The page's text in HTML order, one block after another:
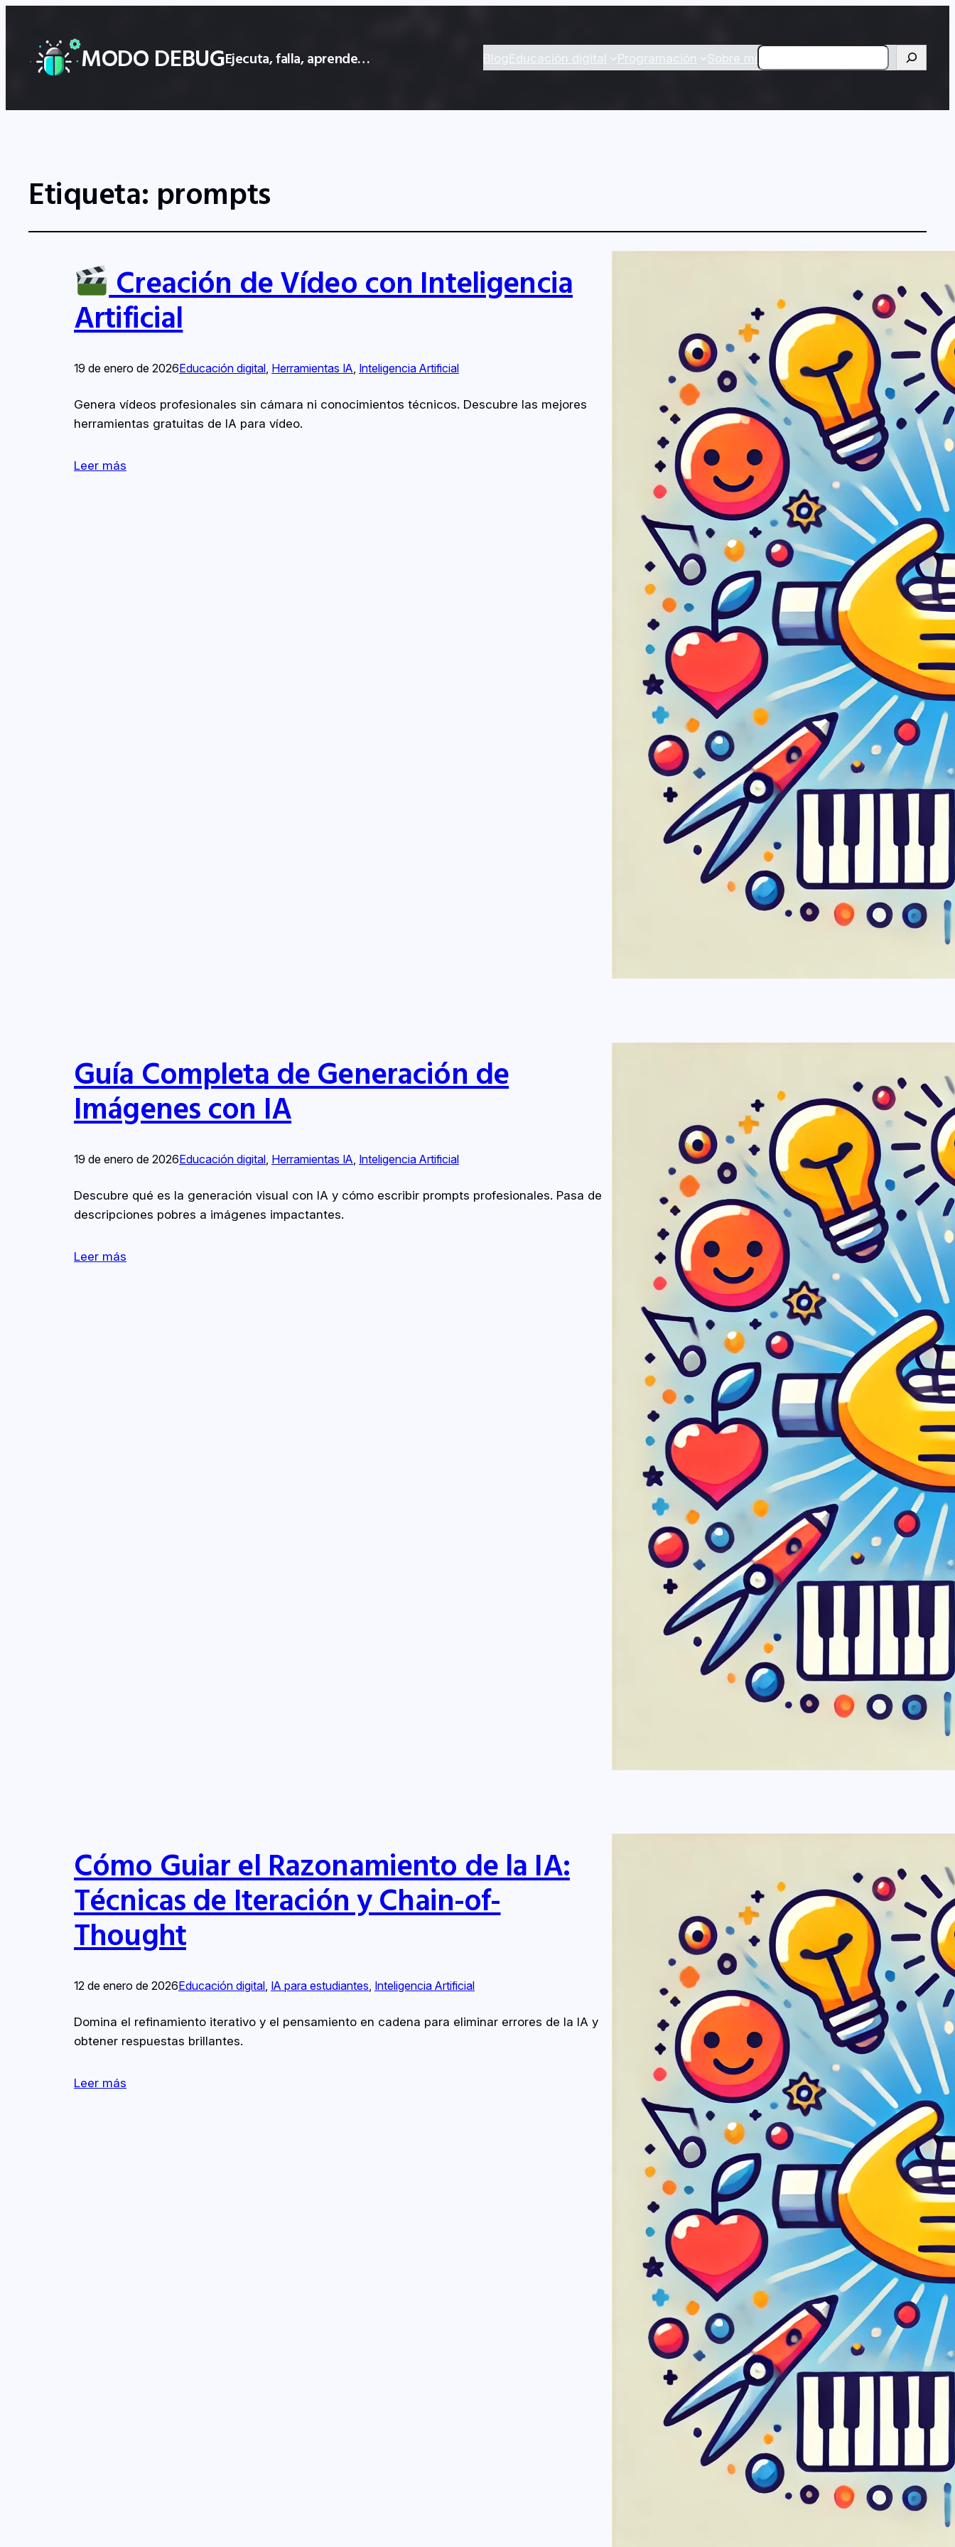
MODO DEBUGEjecuta, falla, aprende… BlogEducación digital Programación Sobre míBuscar
Etiqueta: prompts
Creación de Vídeo con Inteligencia
Artificial
19 de enero de 2026Educación digital Herramientas IA Inteligencia Artificial
Genera vídeos profesionales sin cámara ni conocimientos técnicos. Descubre las mejores
herramientas gratuitas de IA para vídeo.
Leer más
Guía Completa de Generación de
Imágenes con IA
19 de enero de 2026Educación digital, Herramientas IA, Inteligencia Artificial
Descubre qué es la generación visual con IA y cómo escribir prompts profesionales. Pasa de
descripciones pobres a imágenes impactantes.
Leer más
Cómo Guiar el Razonamiento de la IA:
Técnicas de Iteración y Chain-of-
Thought
12 de enero de 2026Educación digital IA para estudiantes Inteligencia Artificial
Domina el refinamiento iterativo y el pensamiento en cadena para eliminar errores de la IA y
obtener respuestas brillantes.
Leer más